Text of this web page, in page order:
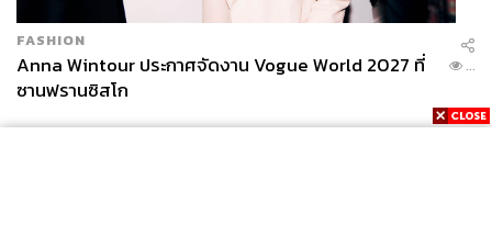
FASHION
Anna Wintour ประกาศจัดงาน Vogue World 2027 ที่
ซานฟรานซิสโก
...